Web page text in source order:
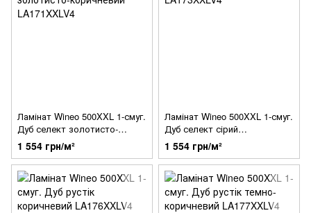
Ламінат Wineo 500XXL 1-смуг.
Дуб селект золотисто-
коричневий LA171XXLV4
1 554 грн/м²
Ламінат Wineo 500XXL 1-смуг.
Дуб селект сірий
LA173XXLV4
1 554 грн/м²